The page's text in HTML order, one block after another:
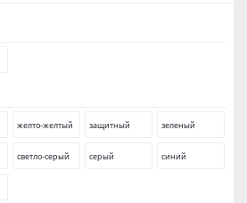
желто-желтый защитный зеленый
светло-серый серый синий